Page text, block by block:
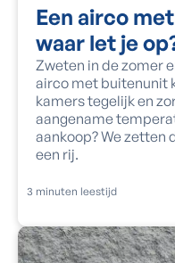
Een airco
waar let je
Zweten in de zomer
airco met buitenunit
kamers tegelijk en
aangename
aankoop? We zetten
een rij.
3 minuten leestijd